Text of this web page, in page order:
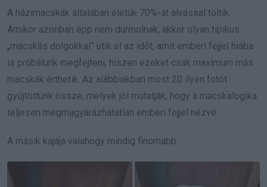
A házimacskák általában életük 70%-át alvással töltik.
Amikor azonban épp nem durmolnak, akkor olyan tipikus
„macskás dolgokkal” ütik el az időt, amit emberi fejjel hiába
is próbálunk megfejteni, hiszen ezeket csak maximum más
macskák érthetik. Az alábbiakban most 20 ilyen fotót
gyűjtöttünk össze, melyek jól mutatják, hogy a macskalogika
teljesen megmagyarázhatatlan emberi fejjel nézve.
A másik kajája valahogy mindig finomabb.